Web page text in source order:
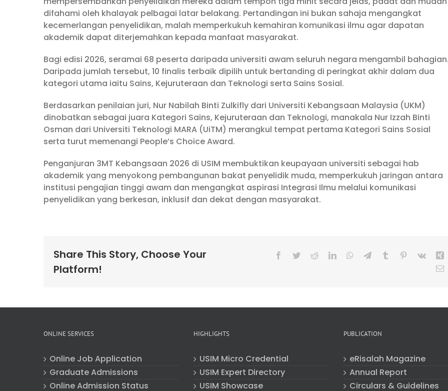
difahami oleh khalayak pelbagai latar belakang. Pertandingan ini bukan sahaja mengangkat
kecemerlangan penyelidikan, malah memperkukuh kemahiran komunikasi ilmu agar dapatan
akademik dapat diterjemahkan kepada manfaat masyarakat.
Bagi edisi 2026, seramai 68 peserta daripada universiti awam seluruh negara mengambil
Daripada jumlah tersebut, 10 finalis terbaik dipilih untuk bertanding di peringkat akhir dalam dua
kategori utama iaitu Sains, Kejuruteraan dan Teknologi serta Sains Sosial.
Berdasarkan penilaian juri, Nur Nabilah Binti Zulkifly dari Universiti Kebangsaan Malaysia (UKM)
dinobatkan sebagai juara Kategori Sains, Kejuruteraan dan Teknologi, manakala Nur Izzah Binti
Osman dari Universiti Teknologi MARA (UiTM) merangkul tempat pertama Kategori Sains Sosial
serta turut memenangi People’s Choice Award.
Penganjuran 3MT Kebangsaan 2026 di USIM membuktikan keupayaan universiti sebagai hab
akademik yang menyokong pembangunan bakat penyelidik muda, memperkukuh jaringan antara
institusi pengajian tinggi awam dan mengangkat aspirasi Integrasi Ilmu melalui komunikasi
penyelidikan yang berkesan, inklusif dan dekat dengan masyarakat.
Share This Story, Choose Your
Platform!
Facebook
TwitterRedditLinkedInWhatsApp
TelegramTumblr Pinterest
Vk
ONLINE SERVICES
Online Job Application
Graduate Admissions
Online Admission Status
HIGHLIGHTS
USIM Micro Credential
USIM Expert Directory
USIM Showcase
PUBLICATION
eRisalah Magazine
Annual Report
Circulars & Guidelines